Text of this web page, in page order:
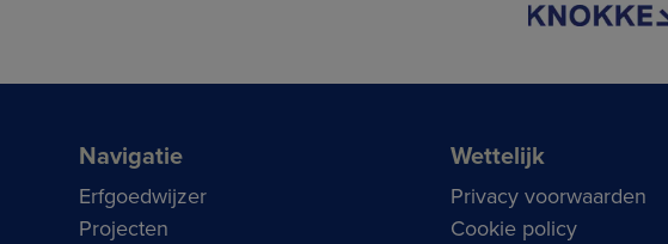
Navigatie
Erfgoedwijzer
Projecten
Wettelijk
Privacy voorwaarden
Cookie policy